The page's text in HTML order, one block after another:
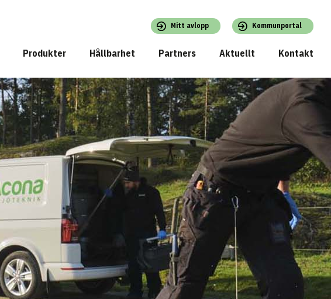
Mitt avlopp Kommunportal
Produkter Hållbarhet Partners Aktuellt Kontakt